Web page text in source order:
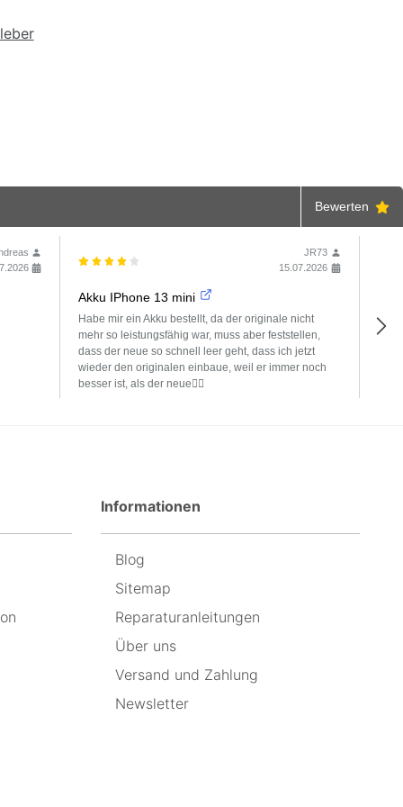
Bewerten
JR73
15.07.2026
Akku IPhone 13 mini
Habe mir ein Akku bestellt, da der originale nicht
mehr so leistungsfähig war, muss aber feststellen,
dass der neue so schnell leer geht, dass ich jetzt
wieder den originalen einbaue, weil er immer noch
besser ist, als der neue🤷‍♂️
Ich
Informationen
Blog
Sitemap
Reparaturanleitungen
Über uns
Versand und Zahlung
Newsletter